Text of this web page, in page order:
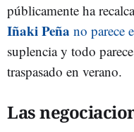
públicamente ha
Iñaki Peña no parece
suplencia y todo
traspasado en verano.
Las